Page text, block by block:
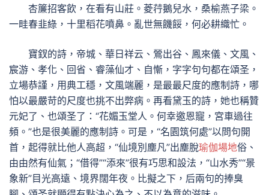
杏簾招客飲，在看有山莊。菱荇鵝兒水，桑榆燕子梁。
一畦春韭綠，十里稻花噴鼻。亂世無饑餒，何必耕織忙。
寶釵的詩，帝城、華日祥云、鶯出谷、鳳來儀、文風、
宸游、孝化、回省、睿藻仙才、自慚，字字句句都在頌圣，
立場恭謹，用典工穩，文風端麗，是最最尺度的應制詩，哪
怕以最嚴苛的尺度也挑不出弊病。再看黛玉的詩，她也稱贊
元妃了、也頌圣了：“花媚玉堂人。何幸邀恩寵，宮車過往
頻。”也是很美麗的應制詩。可是，“名園筑何處”以問句開
首，起得就比他人高超，“仙境別塵凡”出塵脫瑜伽場地俗、
由由然有仙氣；“借得”“添來”很有巧思和設法，“山水秀”“景
象新”目光高遠、境界闊年夜。比擬之下，后兩句的捧臭